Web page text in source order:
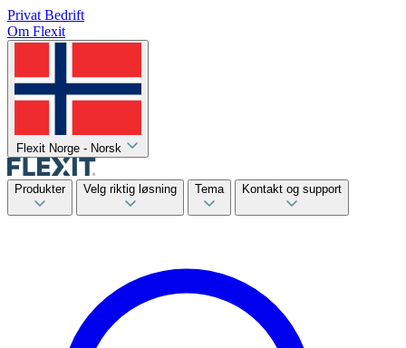
Privat Bedrift
Om Flexit
Flexit Norge - Norsk
Produkter Velg riktig løsning Tema Kontakt og support